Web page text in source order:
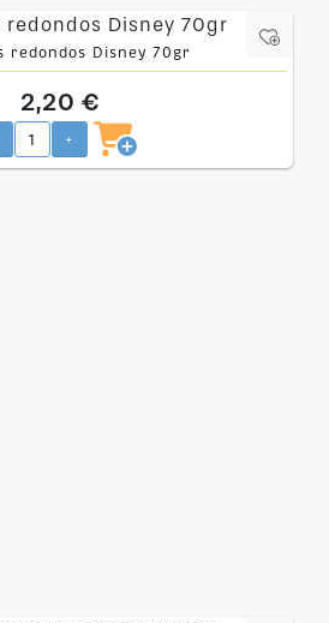
redondos Disney 70gr
2,20 €
+